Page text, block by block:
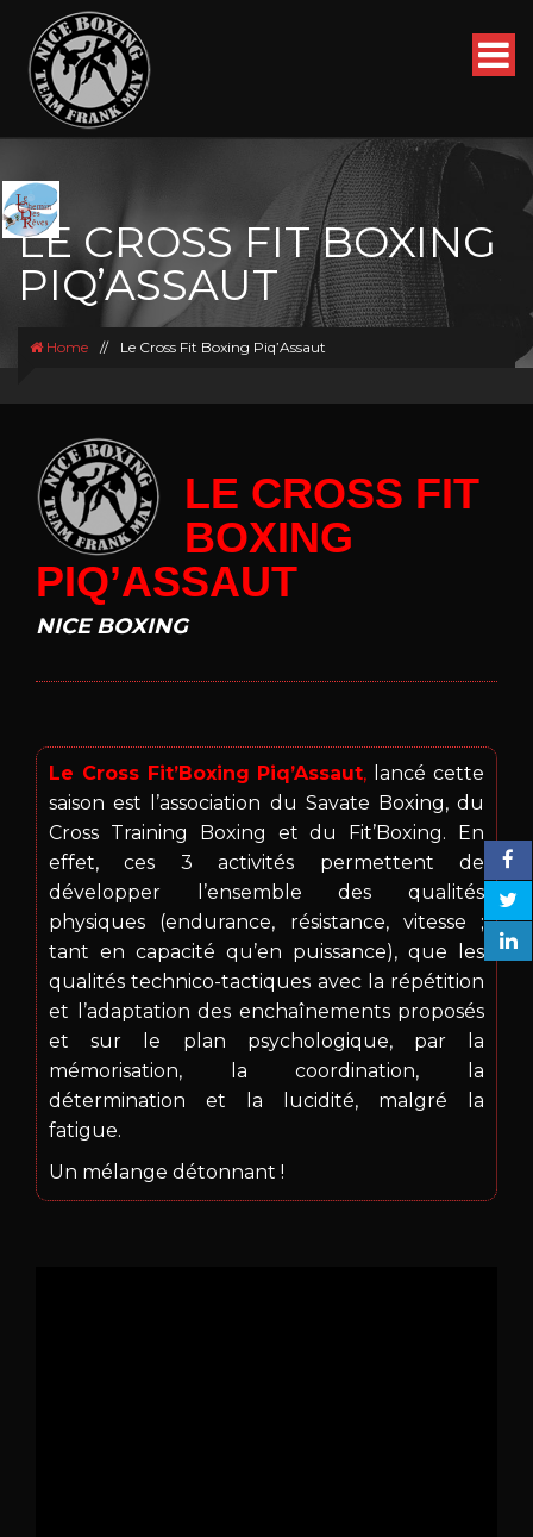
LE CROSS FIT BOXING
PIQ’ASSAUT
Home // Le Cross Fit Boxing Piq’Assaut
LE CROSS FIT
BOXING
PIQ’ASSAUT
NICE BOXING
Le Cross Fit’Boxing Piq’Assaut, lancé cette
saison est l’association du Savate Boxing, du
Cross Training Boxing et du Fit’Boxing. En
effet, ces 3 activités permettent de
développer l’ensemble des qualités
physiques (endurance, résistance, vitesse ;
tant en capacité qu’en puissance), que les
qualités technico-tactiques avec la répétition
et l’adaptation des enchaînements proposés
et sur le plan psychologique, par la
mémorisation, la coordination, la
détermination et la lucidité, malgré la
fatigue.
Un mélange détonnant !